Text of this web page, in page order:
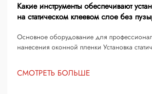
Какие инструменты обеспечивают
на статическом клеевом слое без
Основное оборудование для
нанесения оконной пленки Установка
элегантности и приватности, однако
идеального, кристально чистого результата
СМОТРЕТЬ БОЛЬШЕ